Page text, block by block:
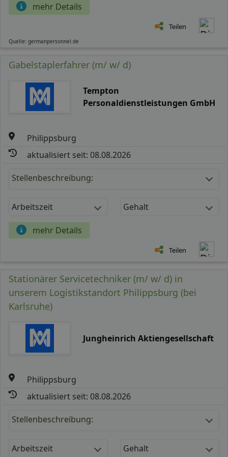
mehr Details
Teilen
Quelle: germanpersonnel.de
Gabelstaplerfahrer (m/ w/ d)
Tempton
Personaldienstleistungen GmbH
Philippsburg
aktualisiert seit: 08.08.2026
Stellenbeschreibung:
Arbeitszeit Gehalt
mehr Details
Teilen
Stationärer Servicetechniker (m/ w/ d) in
unserem Logistikstandort Philippsburg (bei
Karlsruhe)
Jungheinrich Aktiengesellschaft
Philippsburg
aktualisiert seit: 08.08.2026
Stellenbeschreibung:
Arbeitszeit Gehalt